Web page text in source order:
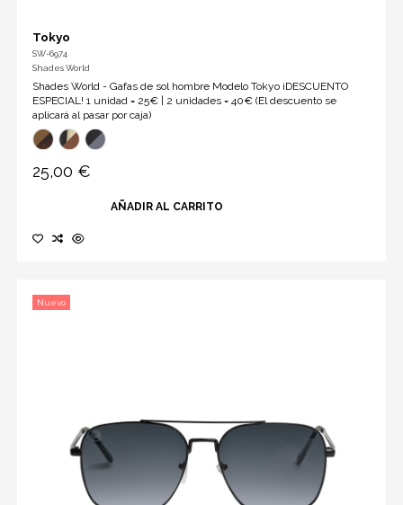
Tokyo
SW-6974
Shades World
Shades World - Gafas de sol hombre Modelo Tokyo ¡DESCUENTO
ESPECIAL! 1 unidad = 25€ | 2 unidades = 40€ (El descuento se
aplicará al pasar por caja)
25,00 €
AÑADIR AL CARRITO
Nuevo